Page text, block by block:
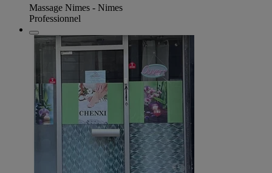
Massage Nimes - Nimes
Professionnel